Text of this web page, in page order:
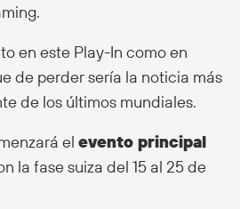
en este Play-In como en
de perder sería la noticia más
de los últimos mundiales.
el evento principal
la fase suiza del 15 al 25 de